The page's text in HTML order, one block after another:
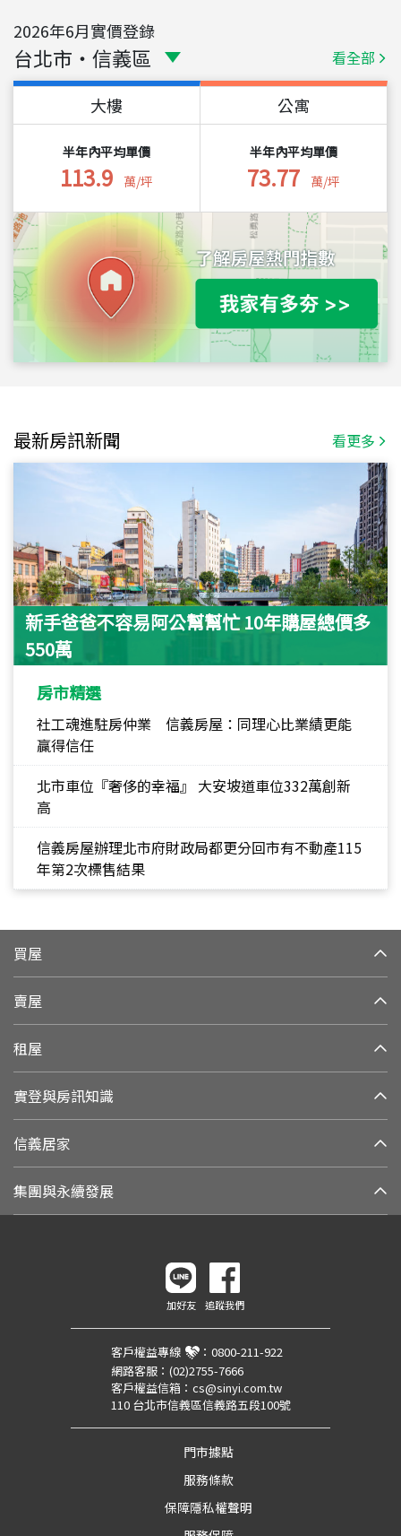
2026年6月實價登錄
台北市 ・ 信義區 看全部
大樓
半年內平均單價
113.9 萬/坪
公寓
半年內平均單價
73.77 萬/坪
最新房訊新聞 看更多
新手爸爸不容易阿公幫幫忙 10年購屋總價多
550萬
房市精選
社工魂進駐房仲業 信義房屋：同理心比業績更能
贏得信任
北市車位『奢侈的幸福』 大安坡道車位332萬創新
高
信義房屋辦理北市府財政局都更分回市有不動產115
年第2次標售結果
買屋
賣屋
租屋
實登與房訊知識
信義居家
集團與永續發展
加好友 追蹤我們
客戶權益專線 ： 0800-211-922
網路客服： (02)2755-7666
客戶權益信箱： cs@sinyi.com.tw
110 台北市信義區信義路五段100號
門市據點
服務條款
保障隱私權聲明